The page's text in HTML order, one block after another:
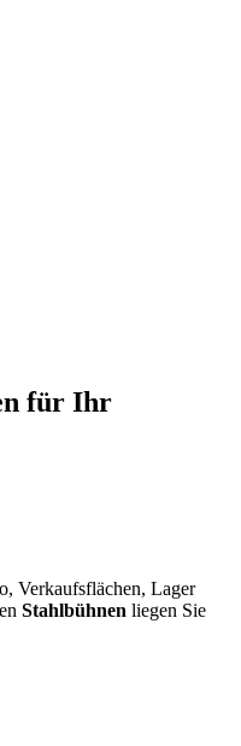
für Ihr
Verkaufsflächen, Lager
Stahlbühnen liegen Sie